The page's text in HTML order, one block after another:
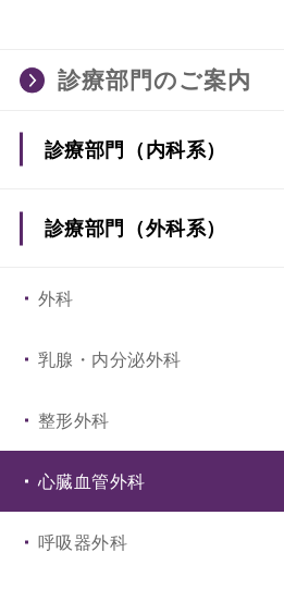
診療部門のご案内
診療部門（内科系）
糖代謝・内分泌内科
診療部門（外科系）
外科
乳腺・内分泌外科
整形外科
心臓血管外科
呼吸器外科